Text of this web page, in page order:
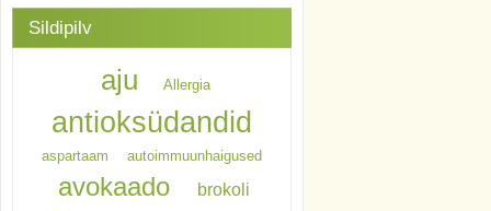
Sildipilv
aju Allergia
antioksüdandid
aspartaam autoimmuunhaigused
avokaado brokoli